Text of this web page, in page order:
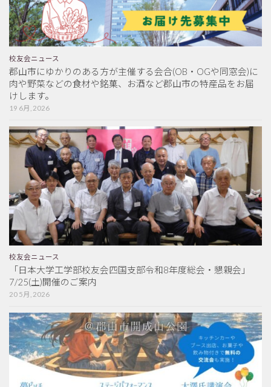
校友会ニュース
郡山市にゆかりのある方が主催する会合(OB・OGや同窓会)に
肉や野菜などの食材や銘菓、お酒など郡山市の特産品をお届
けします。
19 6月, 2026
校友会ニュース
「日本大学工学部校友会四国支部令和8年度総会・懇親会」
7/25(土)開催のご案内
20 5月, 2026